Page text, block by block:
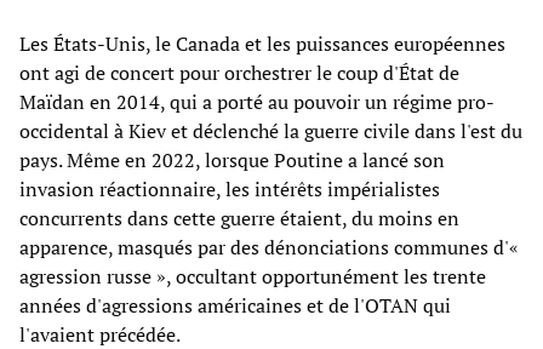
Les États-Unis, le Canada et les puissances européennes
ont agi de concert pour orchestrer le coup d'État de
Maïdan en 2014, qui a porté au pouvoir un régime pro-
occidental à Kiev et déclenché la guerre civile dans l'est du
pays. Même en 2022, lorsque Poutine a lancé son
invasion réactionnaire, les intérêts impérialistes
concurrents dans cette guerre étaient, du moins en
apparence, masqués par des dénonciations communes d'«
agression russe », occultant opportunément les trente
années d'agressions américaines et de l'OTAN qui
l'avaient précédée.